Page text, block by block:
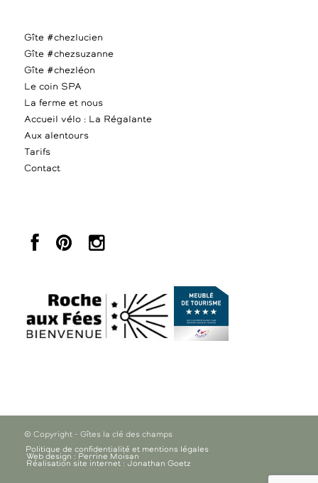
Gîte #chezlucien
Gîte #chezsuzanne
Gîte #chezléon
Le coin SPA
La ferme et nous
Accueil vélo : La Régalante
Aux alentours
Tarifs
Contact
© Copyright - Gîtes la clé des champs
Politique de confidentialité et mentions légales
Web design : Perrine Moisan
Réalisation site internet : Jonathan Goetz